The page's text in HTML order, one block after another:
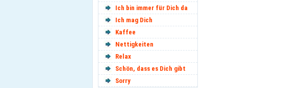
Ich bin immer für Dich da
Ich mag Dich
Kaffee
Nettigkeiten
Relax
Schön, dass es Dich gibt
Sorry